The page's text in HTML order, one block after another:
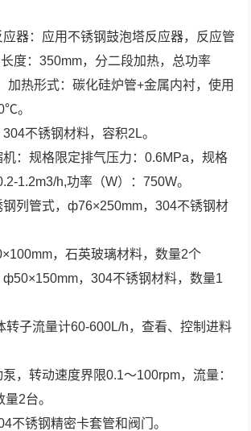
器：应用不锈钢鼓泡塔反应器，反应管
度：350mm，分二段加热，总功率
加热形式：碳化硅炉管+金属内衬，使用
。
不锈钢材料，容积2L。
：规格限定排气压力：0.6MPa，规格
1.2m3/h,功率（W）：750W。
钢列管式，ф76×250mm，304不锈钢材
，石英玻璃材料，数量2个
，304不锈钢材料，数量1
转子流量计60-600L/h，查看、控制进料
，转动速度界限0.1～100rpm，流量：
2台。
不锈钢精密卡套管和阀门。